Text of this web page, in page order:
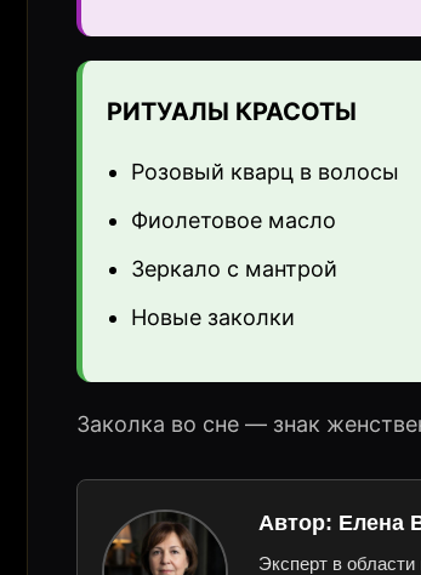
РИТУАЛЫ КРАСОТЫ
Розовый кварц в волосы
Фиолетовое масло
Зеркало с мантрой
Новые заколки
Заколка во сне — знак
Автор: Елена
Эксперт в